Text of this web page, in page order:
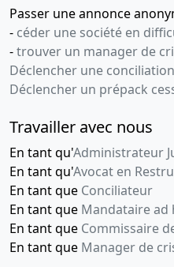
Passer une annonce
- céder une société en
-trouver un manager de
Déclencher une conciliation
Déclencher un prépack
Travailler avec nous
En tant qu'Administrateur
En tant qu'Avocat en
En tant que Conciliateur
En tant que Mandataire ad
En tant que Commissaire
En tant que Manager de